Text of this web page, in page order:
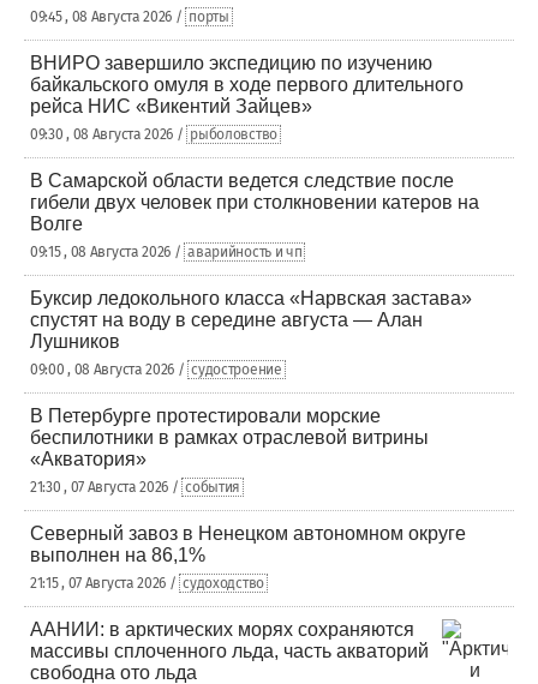
09:45 , 08 Августа 2026 / порты
ВНИРО завершило экспедицию по изучению
байкальского омуля в ходе первого длительного
рейса НИС «Викентий Зайцев»
09:30 , 08 Августа 2026 / рыболовство
В Самарской области ведется следствие после
гибели двух человек при столкновении катеров на
Волге
09:15 , 08 Августа 2026 / аварийность и чп
Буксир ледокольного класса «Нарвская застава»
спустят на воду в середине августа — Алан
Лушников
09:00 , 08 Августа 2026 / судостроение
В Петербурге протестировали морские
беспилотники в рамках отраслевой витрины
«Акватория»
21:30 , 07 Августа 2026 / события
Северный завоз в Ненецком автономном округе
выполнен на 86,1%
21:15 , 07 Августа 2026 / судоходство
ААНИИ: в арктических морях сохраняются
массивы сплоченного льда, часть акваторий
свободна ото льда